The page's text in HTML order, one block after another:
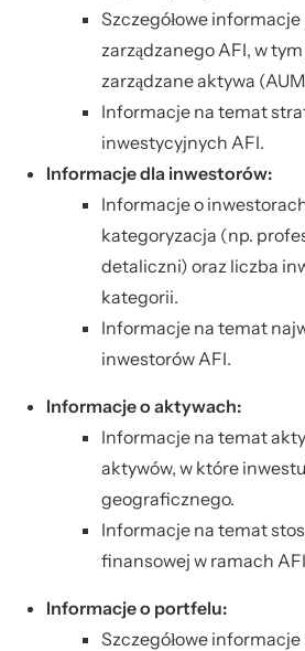
Szczegółowe
zarządzanego AFI, w
zarządzane aktywa
Informacje na temat
inwestycyjnych AFI.
Informacje dla inwestorów:
Informacje o
kategoryzacja (np.
detaliczni) oraz liczba
kategorii.
Informacje na temat
inwestorów AFI.
Informacje o aktywach:
Informacje na temat
aktywów, w które
geograficznego.
Informacje na temat
finansowej w ramach
Informacje o portfelu:
Szczegółowe